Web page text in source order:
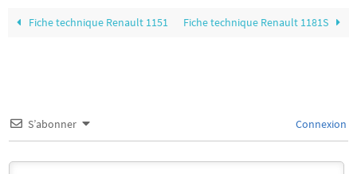
Fiche technique Renault 1151 Fiche technique Renault 1181S
S’abonner Connexion